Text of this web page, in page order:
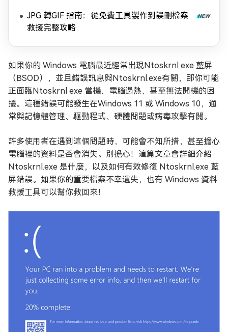
JPG 轉GIF 指南：從免費工具製作到誤刪檔案
救援完整攻略
如果你的 Windows 電腦最近經常出現Ntoskrnl exe 藍屏
（BSOD），並且錯誤訊息與Ntoskrnl.exe有關，那你可能
正面臨Ntoskrnl exe 當機、電腦過熱、甚至無法開機的困
擾。這種錯誤可能發生在Windows 11 或 Windows 10，通
常與記憶體管理、驅動程式、硬體問題或病毒攻擊有關。
許多使用者在遇到這個問題時，可能會不知所措，甚至擔心
電腦裡的資料是否會消失。別擔心！這篇文章會詳細介紹
Ntoskrnl.exe 是什麼，以及如何有效修復 Ntoskrnl.exe 藍
屏錯誤。如果你的重要檔案不幸遺失，也有 Windows 資料
救援工具可以幫你救回來！